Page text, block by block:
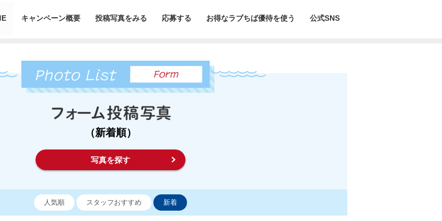
キャンペーン概要 投稿写真をみる 応募する お得なラブちば優待を使う 公式SNS
（新着順）
写真を探す
人気順 スタッフおすすめ 新着